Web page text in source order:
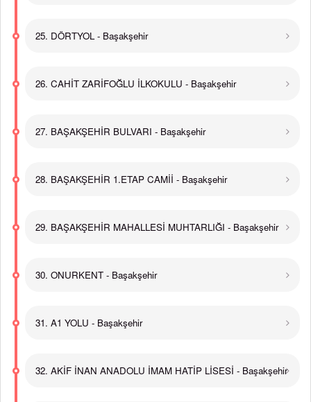
25. DÖRTYOL - Başakşehir
26. CAHİT ZARİFOĞLU İLKOKULU - Başakşehir
27. BAŞAKŞEHİR BULVARI - Başakşehir
28. BAŞAKŞEHİR 1.ETAP CAMİİ - Başakşehir
29. BAŞAKŞEHİR MAHALLESİ MUHTARLIĞI - Başakşehir
30. ONURKENT - Başakşehir
31. A1 YOLU - Başakşehir
32. AKİF İNAN ANADOLU İMAM HATİP LİSESİ - Başakşehir